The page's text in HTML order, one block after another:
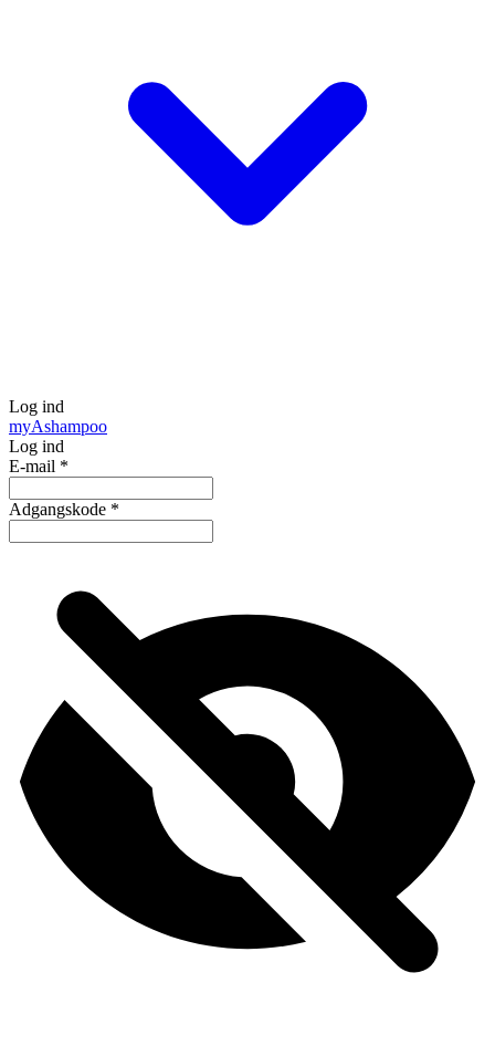
Log ind
myAshampoo
Log ind
E-mail *
Adgangskode *